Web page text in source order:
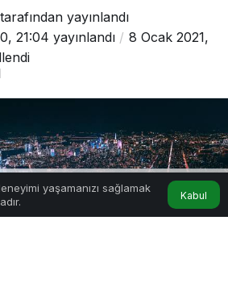
tarafından yayınlandı
21:04 yayınlandı
8 Ocak 2021,
yaşamanızı sağlamak
Kabul